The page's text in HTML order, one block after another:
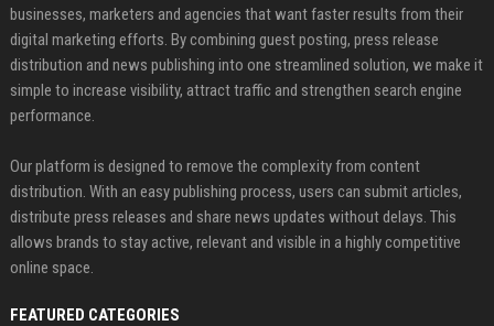
businesses, marketers and agencies that want faster results from their
digital marketing efforts. By combining guest posting, press release
distribution and news publishing into one streamlined solution, we make it
simple to increase visibility, attract traffic and strengthen search engine
performance.
Our platform is designed to remove the complexity from content
distribution. With an easy publishing process, users can submit articles,
distribute press releases and share news updates without delays. This
allows brands to stay active, relevant and visible in a highly competitive
online space.
FEATURED CATEGORIES